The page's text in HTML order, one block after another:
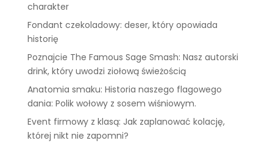
charakter
Fondant czekoladowy: deser, który opowiada
historię
Poznajcie The Famous Sage Smash: Nasz autorski
drink, który uwodzi ziołową świeżością
Anatomia smaku: Historia naszego flagowego
dania: Polik wołowy z sosem wiśniowym.
Event firmowy z klasą: Jak zaplanować kolację,
której nikt nie zapomni?